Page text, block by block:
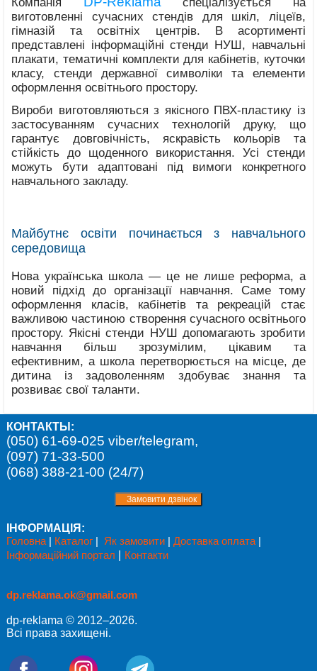
виготовленні сучасних стендів для шкіл, ліцеїв,
гімназій та освітніх центрів. В асортименті
представлені інформаційні стенди НУШ, навчальні
плакати, тематичні комплекти для кабінетів, куточки
класу, стенди державної символіки та елементи
оформлення освітнього простору.
Вироби виготовляються з якісного ПВХ-пластику із
застосуванням сучасних технологій друку, що
гарантує довговічність, яскравість кольорів та
стійкість до щоденного використання. Усі стенди
можуть бути адаптовані під вимоги конкретного
навчального закладу.
Майбутнє освіти починається з навчального
середовища
Нова українська школа — це не лише реформа, а
новий підхід до організації навчання. Саме тому
оформлення класів, кабінетів та рекреацій стає
важливою частиною створення сучасного освітнього
простору. Якісні стенди НУШ допомагають зробити
навчання більш зрозумілим, цікавим та
ефективним, а школа перетворюється на місце, де
дитина із задоволенням здобуває знання та
розвиває свої таланти.
КОНТАКТЫ:
(050) 61-69-025 viber/telegram,
(097) 71-33-500
(068) 388-21-00 (24/7)
ІНФОРМАЦІЯ:
Головна| Каталог| Як замовити| Доставка оплата|
Інформаційний портал
Контакти
dp.reklama.ok@gmail.com
dp-reklama © 2012–2026.
Всі права захищені.